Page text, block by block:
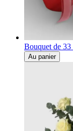
Bouquet de 33
Au panier